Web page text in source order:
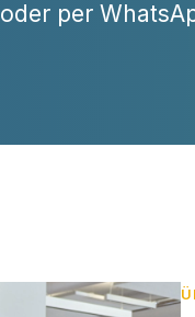
oder per